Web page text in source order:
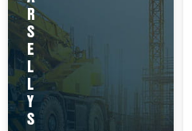
R
S
E
L
L
Y
S